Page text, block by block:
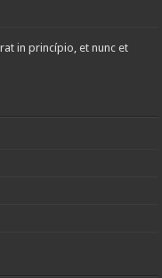
in princípio, et nunc et